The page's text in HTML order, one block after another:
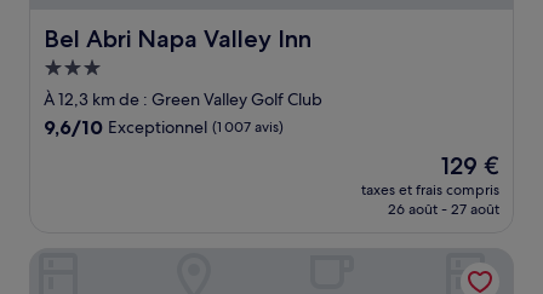
Bel Abri Napa Valley Inn
Bel Abri Napa Valley Inn
Hébergement
3.0 étoiles
À 12,3 km de : Green Valley Golf Club
9.6
9,6/10 Exceptionnel (1 007 avis)
Le
nouveau
prix
de
129 €
129 €
taxes et frais compris
26 août - 27 août